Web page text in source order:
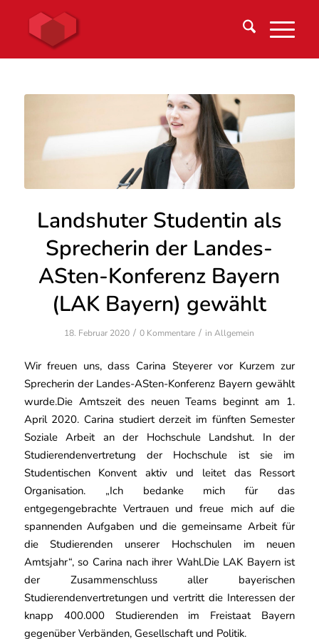
Landshuter Studentin als
Sprecherin der Landes-
ASten-Konferenz Bayern
(LAK Bayern) gewählt
18. Februar 2020 / 0 Kommentare / inAllgemein
Wir freuen uns, dass Carina Steyerer vor Kurzem zur
Sprecherin der Landes-ASten-Konferenz Bayern gewählt
wurde.Die Amtszeit des neuen Teams beginnt am 1.
April 2020. Carina studiert derzeit im fünften Semester
Soziale Arbeit an der Hochschule Landshut. In der
Studierendenvertretung der Hochschule ist sie im
Studentischen Konvent aktiv und leitet das Ressort
Organisation. „Ich bedanke mich für das
entgegengebrachte Vertrauen und freue mich auf die
spannenden Aufgaben und die gemeinsame Arbeit für
die Studierenden unserer Hochschulen im neuen
Amtsjahr“, so Carina nach ihrer Wahl.Die LAK Bayern ist
der Zusammenschluss aller bayerischen
Studierendenvertretungen und vertritt die Interessen der
knapp 400.000 Studierenden im Freistaat Bayern
gegenüber Verbänden, Gesellschaft und Politik.